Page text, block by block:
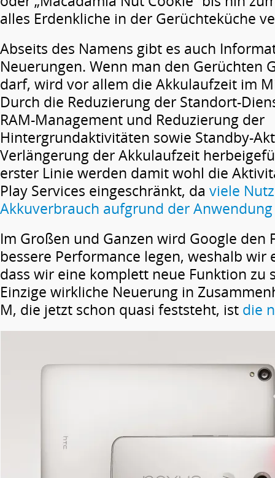
alles Erdenkliche in der Gerüchteküche
Abseits des Namens gibt es auch
Neuerungen. Wenn man den Gerüchten
darf, wird vor allem die Akkulaufzeit im
Durch die Reduzierung der Standort-
RAM-Management und Reduzierung der
Hintergrundaktivitäten sowie Standby-
Verlängerung der Akkulaufzeit
erster Linie werden damit wohl die
Play Services eingeschränkt, da viele
Akkuverbrauch aufgrund der
Im Großen und Ganzen wird Google den
bessere Performance legen, weshalb wir
dass wir eine komplett neue Funktion zu
Einzige wirkliche Neuerung in
M, die jetzt schon quasi feststeht, ist die